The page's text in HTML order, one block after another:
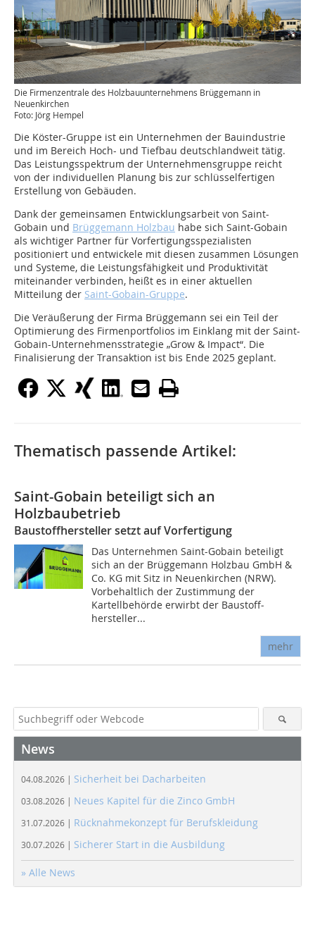
Die Firmenzentrale des Holzbauunternehmens Brüggemann in
Neuenkirchen
Foto: Jörg Hempel
Die Köster-Gruppe ist ein Unternehmen der Bauindustrie
und im Bereich Hoch- und Tiefbau deutschlandweit tätig.
Das Leistungsspektrum der Unternehmensgruppe reicht
von der individuellen Planung bis zur schlüsselfertigen
Erstellung von Gebäuden.
Dank der gemeinsamen Entwicklungsarbeit von Saint-
Gobain und Brüggemann Holzbau habe sich Saint-Gobain
als wichtiger Partner für Vorfertigungsspezialisten
positioniert und entwickele mit diesen zusammen Lösungen
und Systeme, die Leistungsfähigkeit und Produktivität
miteinander verbinden, heißt es in einer aktuellen
Mitteilung der Saint-Gobain-Gruppe.
Die Veräußerung der Firma Brüggemann sei ein Teil der
Optimierung des Firmenportfolios im Einklang mit der Saint-
Gobain-Unternehmensstrategie „Grow & Impact“. Die
Finalisierung der Transaktion ist bis Ende 2025 geplant.
Thematisch passende Artikel:
Saint-Gobain beteiligt sich an
Holzbaubetrieb
Baustoffhersteller setzt auf Vorfertigung
Das Unternehmen Saint-Gobain beteiligt
sich an der Brüggemann Holzbau GmbH &
Co. KG mit Sitz in Neuenkirchen (NRW).
Vorbehaltlich der Zustimmung der
Kartellbehörde erwirbt der Baustoff­
hersteller...
mehr
News
04.08.2026 | Sicherheit bei Dacharbeiten
03.08.2026 | Neues Kapitel für die Zinco GmbH
31.07.2026 | Rücknahmekonzept für Berufskleidung
30.07.2026 | Sicherer Start in die Ausbildung
» Alle News